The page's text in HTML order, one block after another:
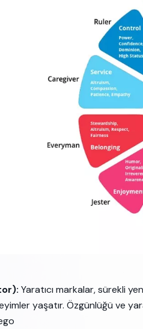
Yaratıcı markalar, sürekli
yaşatır. Özgünlüğü ve